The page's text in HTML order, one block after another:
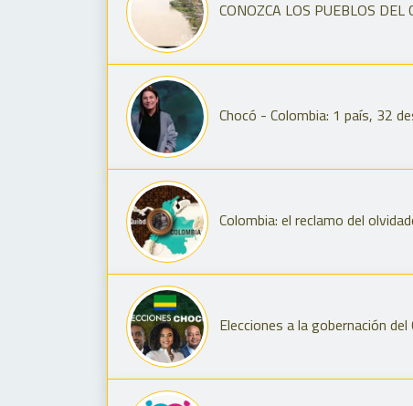
CONOZCA LOS PUEBLOS DEL
Chocó - Colombia: 1 país, 32
Colombia: el reclamo del
Elecciones a la gobernación